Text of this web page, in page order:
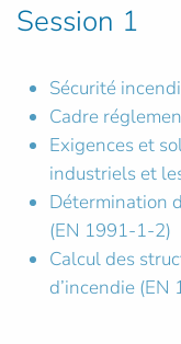
Session 1
Sécurité
Cadre
Exigences et
industriels et
Détermination
(EN 1991-1-2)
Calcul des
d’incendie